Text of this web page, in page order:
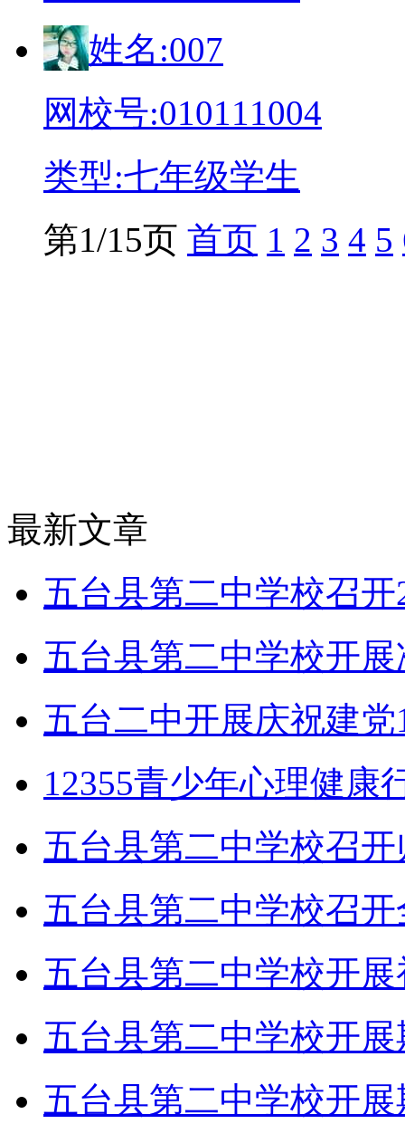
姓名:007
网校号:010111004
类型:七年级学生
第1/15页 首页 1 2 3 4 5
最新文章
五台县第二中学校召
五台县第二中学校开
五台二中开展庆祝建
12355青少年心理健康
五台县第二中学校召
五台县第二中学校召
五台县第二中学校开
五台县第二中学校开
五台县第二中学校开